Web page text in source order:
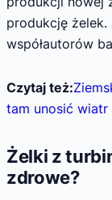
produkcję żelek.
współautorów
Czytaj też:
tam unosić
Żelki z
zdrowe?